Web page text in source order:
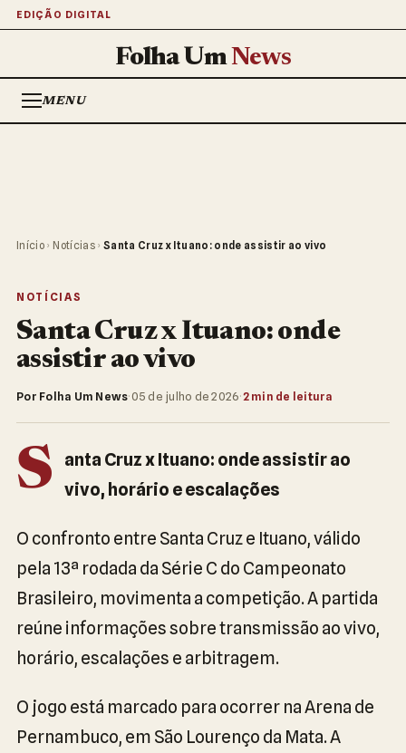
EDIÇÃO DIGITAL
Folha UmNews
MENU
Início › Notícias › Santa Cruz x Ituano: onde assistir ao vivo
NOTÍCIAS
Santa Cruz x Ituano: onde
assistir ao vivo
Por Folha Um News·05 de julho de 2026·2 min de leitura
S
anta Cruz x Ituano: onde assistir ao
vivo, horário e escalações
O confronto entre Santa Cruz e Ituano, válido
pela 13ª rodada da Série C do Campeonato
Brasileiro, movimenta a competição. A partida
reúne informações sobre transmissão ao vivo,
horário, escalações e arbitragem.
O jogo está marcado para ocorrer na Arena de
Pernambuco, em São Lourenço da Mata. A